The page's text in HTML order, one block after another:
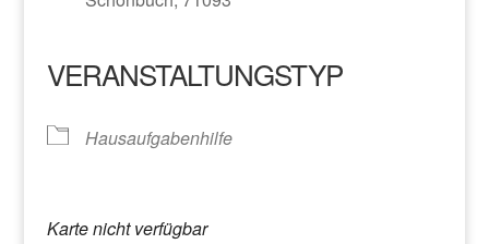
VERANSTALTUNGSTYP
Hausaufgabenhilfe
Karte nicht verfügbar